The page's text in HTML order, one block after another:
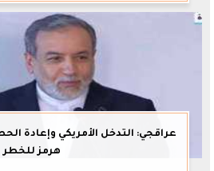
عراقجي: التدخل الأمريكي وإعادة
هرمز للخطر